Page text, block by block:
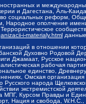
и
и Дагестана, Аль-
социальных реформ,
Народное ополчение
i-materialy.html
в отношении
Духовно Родовой
Джамаат, Русское
рабочая
единство,
Омская
народа
экстремистской
Курсом Правды и
Нация и свобода,